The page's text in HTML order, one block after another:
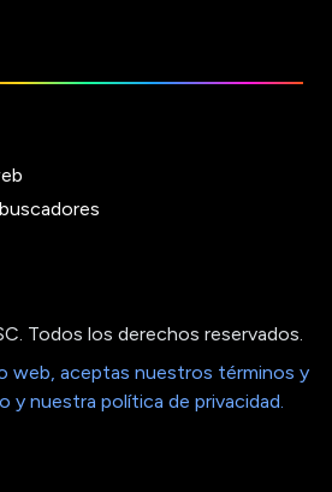
Todos los derechos reservados.
web, aceptas nuestros términos y
y nuestra política de privacidad.